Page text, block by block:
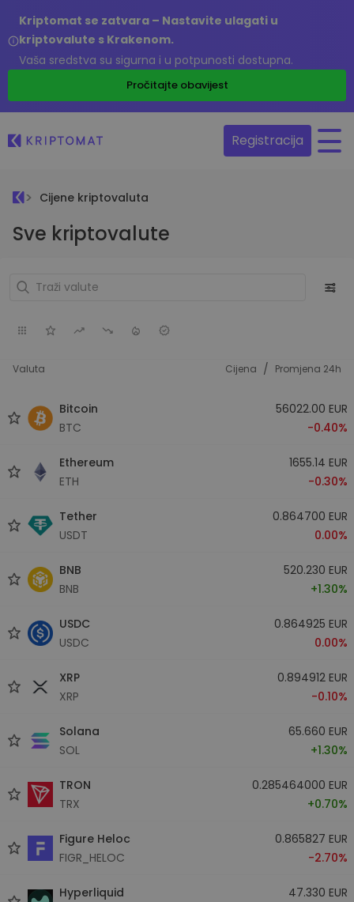
Kriptomat se zatvara – Nastavite ulagati u
kriptovalute s Krakenom.
Vaša sredstva su sigurna i u potpunosti dostupna.
Pročitajte obavijest
Registracija
Cijene kriptovaluta
Sve kriptovalute
Valuta Cijena / Promjena 24h
Bitcoin
BTC
56022.00 EUR
-0.40%
Ethereum
ETH
1655.14 EUR
-0.30%
Tether
USDT
0.864700 EUR
0.00%
BNB
BNB
520.230 EUR
+1.30%
USDC
USDC
0.864925 EUR
0.00%
XRP
XRP
0.894912 EUR
-0.10%
Solana
SOL
65.660 EUR
+1.30%
TRON
TRX
0.285464000 EUR
+0.70%
Figure Heloc
FIGR_HELOC
0.865827 EUR
-2.70%
Hyperliquid
47.330 EUR